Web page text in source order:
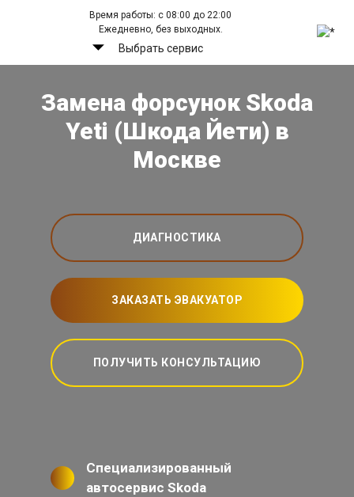
Время работы: с 08:00 до 22:00
Ежедневно, без выходных.
Выбрать сервис
Замена форсунок Skoda
Yeti (Шкода Йети) в
Москве
ДИАГНОСТИКА
ЗАКАЗАТЬ ЭВАКУАТОР
ПОЛУЧИТЬ КОНСУЛЬТАЦИЮ
Специализированный
автосервис Skoda